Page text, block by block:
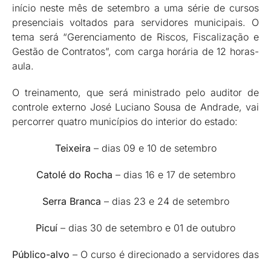
início neste mês de setembro a uma série de cursos
presenciais voltados para servidores municipais. O
tema será “Gerenciamento de Riscos, Fiscalização e
Gestão de Contratos”, com carga horária de 12 horas-
aula.
O treinamento, que será ministrado pelo auditor de
controle externo José Luciano Sousa de Andrade, vai
percorrer quatro municípios do interior do estado:
Teixeira – dias 09 e 10 de setembro
Catolé do Rocha – dias 16 e 17 de setembro
Serra Branca – dias 23 e 24 de setembro
Picuí – dias 30 de setembro e 01 de outubro
Público-alvo – O curso é direcionado a servidores das